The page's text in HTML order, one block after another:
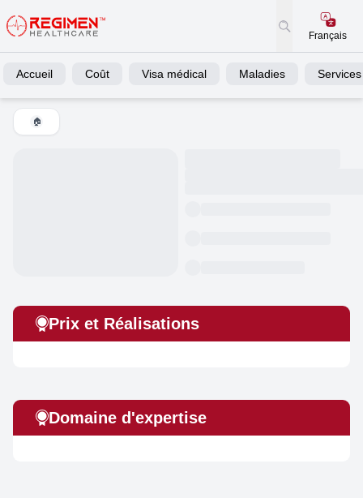
Français
Accueil Coût Visa médical Maladies Services
🏠
Prix et Réalisations
Domaine d'expertise